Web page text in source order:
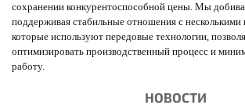
сохранении конкурентоспособной цены. Мы
поддерживая стабильные отношения с
которые используют передовые технологии,
оптимизировать производственный процесс и
работу.
НОВОСТИ